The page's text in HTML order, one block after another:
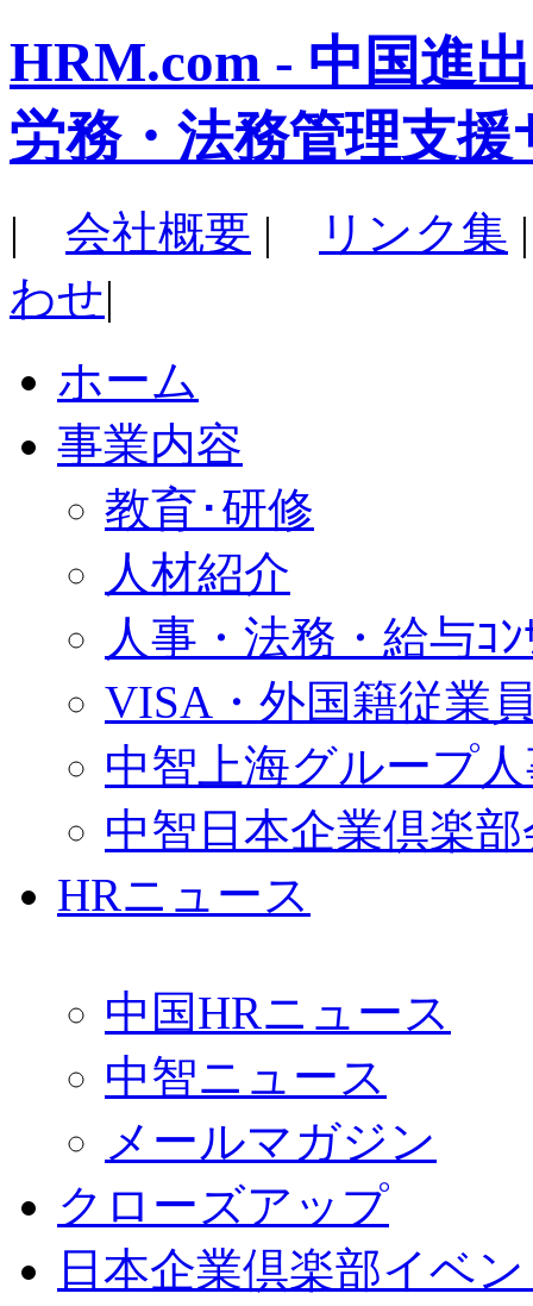
HRM.com - 中国進
労務・法務管理支援
| 会社概要 | リンク集
わせ|
ホーム
事業内容
教育･研修
人材紹介
人事・法務・給与ｺﾝ
VISA・外国籍従業
中智上海グループ
中智日本企業倶楽
HRニュース
中国HRニュース
中智ニュース
メールマガジン
クローズアップ
日本企業倶楽部イベ